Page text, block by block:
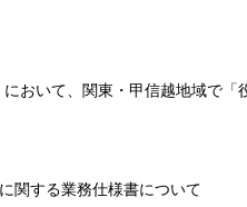
おいて、関東・甲信越地域で
関する業務仕様書について